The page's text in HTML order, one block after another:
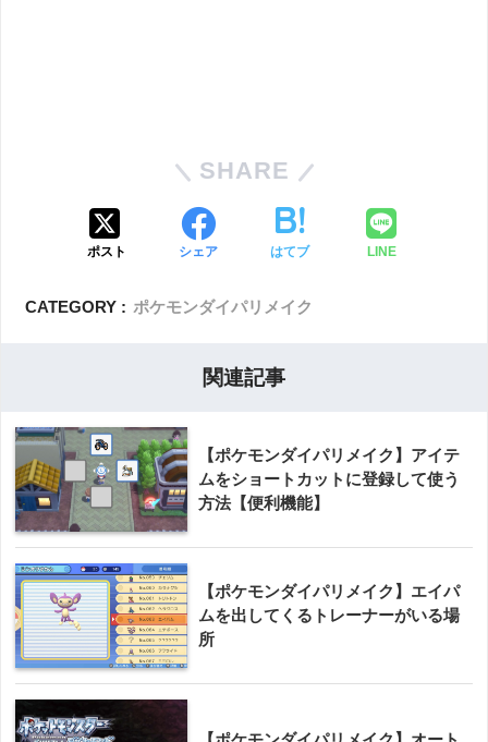
SHARE
ポスト シェア はてブ LINE
CATEGORY : ポケモンダイパリメイク
関連記事
【ポケモンダイパリメイク】アイテ
ムをショートカットに登録して使う
方法【便利機能】
【ポケモンダイパリメイク】エイパ
ムを出してくるトレーナーがいる場
所